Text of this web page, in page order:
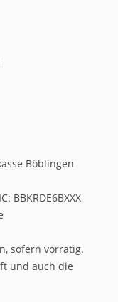
Böblingen
BBKRDE6BXXX
sofern vorrätig.
und auch die